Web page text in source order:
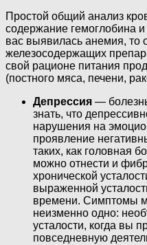
Простой общий анализ
содержание гемоглобина
вас выявилась анемия, то
железосодержащих
свой рационе питания
(постного мяса, печени,
Депрессия —
знать, что
нарушения на
проявление
таких, как головная
можно отнести и
хронической
выраженной
времени. Симптомы
неизменно одно:
усталости, когда вы
повседневную